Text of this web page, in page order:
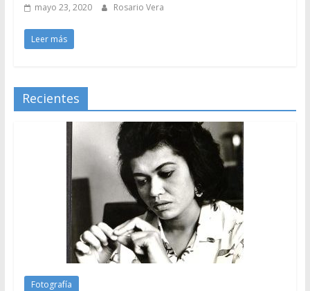
mayo 23, 2020 Rosario Vera
Leer más
Recientes
Fotografía